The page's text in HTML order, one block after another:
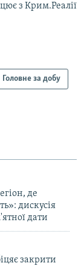
з Крим.Реалії
Головне за добу
де
дискусія
дати
закрити